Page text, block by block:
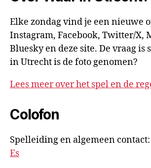
Elke zondag vind je een nieuwe
Instagram, Facebook, Twitter/X,
Bluesky en deze site. De vraag is
in Utrecht is de foto genomen?
Lees meer over het spel en de
Colofon
Spelleiding en algemeen contact:
Es